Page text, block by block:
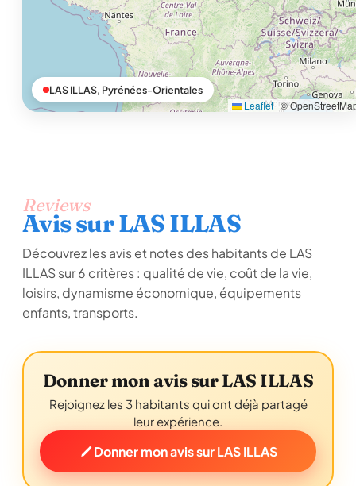
Leaflet|©
LAS ILLAS, Pyrénées-Orientales
Reviews
Avis sur LAS ILLAS
Découvrez les avis et notes des habitants de LAS
ILLAS sur 6 critères : qualité de vie, coût de la vie,
loisirs, dynamisme économique, équipements
enfants, transports.
Donner mon avis sur LAS ILLAS
Rejoignez les 3 habitants qui ont déjà partagé
leur expérience.
Donner mon avis sur LAS ILLAS